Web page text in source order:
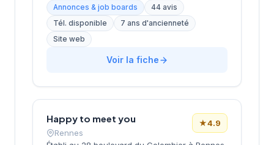
recrutement développe ses activités de
conseil en ressources humaines sous la
direction de Cheritel. La structure bénéficie
d'une excellente réputation auprès de sa
clientèle, comme en témoignent ses 44 avis
Google avec une note maximale de 5 étoiles.
approche de proximité avec les entreprises
bretonnes.
Annonces & job boards
44 avis
Tél. disponible
7 ans d'ancienneté
Site web
Voir la fiche
Happy to meet you
Rennes
★4.9